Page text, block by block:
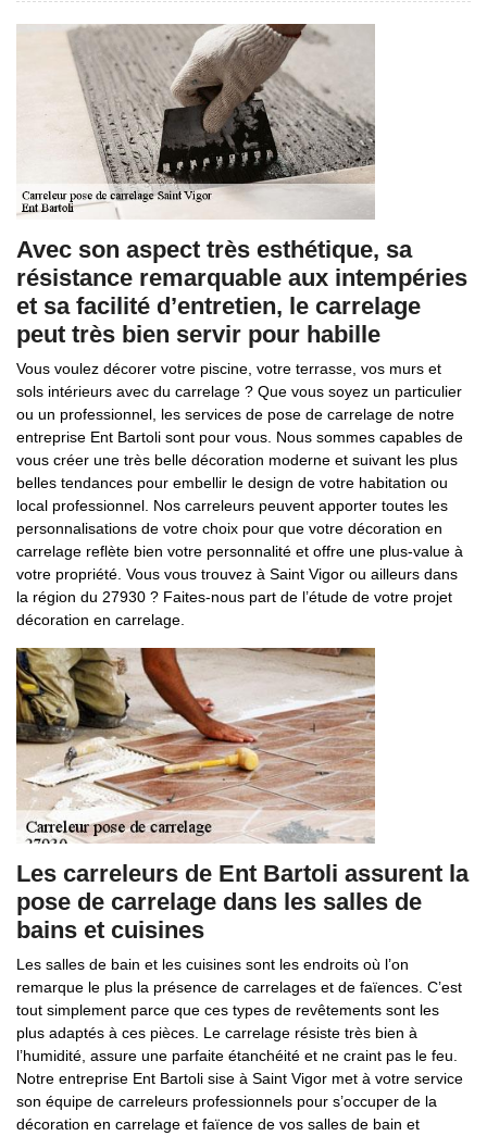
Avec son aspect très esthétique, sa
résistance remarquable aux intempéries
et sa facilité d’entretien, le carrelage
peut très bien servir pour habille
Vous voulez décorer votre piscine, votre terrasse, vos murs et
sols intérieurs avec du carrelage ? Que vous soyez un particulier
ou un professionnel, les services de pose de carrelage de notre
entreprise Ent Bartoli sont pour vous. Nous sommes capables de
vous créer une très belle décoration moderne et suivant les plus
belles tendances pour embellir le design de votre habitation ou
local professionnel. Nos carreleurs peuvent apporter toutes les
personnalisations de votre choix pour que votre décoration en
carrelage reflète bien votre personnalité et offre une plus-value à
votre propriété. Vous vous trouvez à Saint Vigor ou ailleurs dans
la région du 27930 ? Faites-nous part de l’étude de votre projet
décoration en carrelage.
Les carreleurs de Ent Bartoli assurent la
pose de carrelage dans les salles de
bains et cuisines
Les salles de bain et les cuisines sont les endroits où l’on
remarque le plus la présence de carrelages et de faïences. C’est
tout simplement parce que ces types de revêtements sont les
plus adaptés à ces pièces. Le carrelage résiste très bien à
l’humidité, assure une parfaite étanchéité et ne craint pas le feu.
Notre entreprise Ent Bartoli sise à Saint Vigor met à votre service
son équipe de carreleurs professionnels pour s’occuper de la
décoration en carrelage et faïence de vos salles de bain et